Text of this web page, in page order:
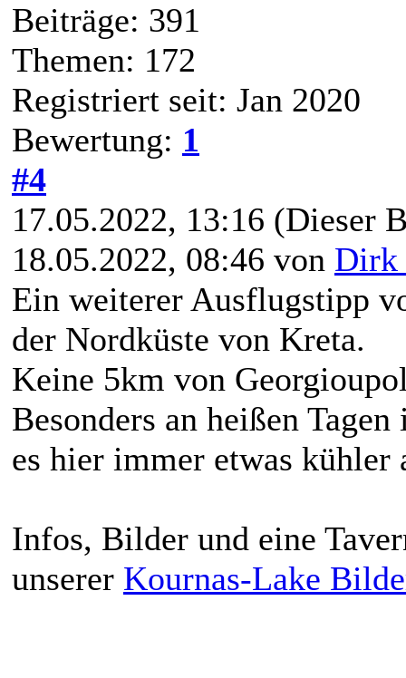
Beiträge: 391
Themen: 172
Registriert seit: Jan 2020
Bewertung: 1
#4
17.05.2022, 13:16 (Dieser
18.05.2022, 08:46 von Dirk
Ein weiterer Ausflugstipp
der Nordküste von Kreta.
Keine 5km von
Besonders an heißen
es hier immer etwas kühler
Infos, Bilder und eine
unserer Kournas-Lake